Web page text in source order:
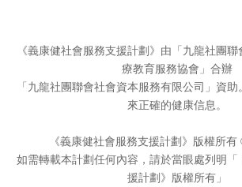
《義康健社會服務支援計劃》由「九龍社團
療教育服務協會」合辦
「九龍社團聯會社會資本服務有限公司」資
來正確的健康信息。
《義康健社會服務支援計劃》版權所
如需轉載本計劃任何內容，請於當眼處列明「
援計劃》版權所有」